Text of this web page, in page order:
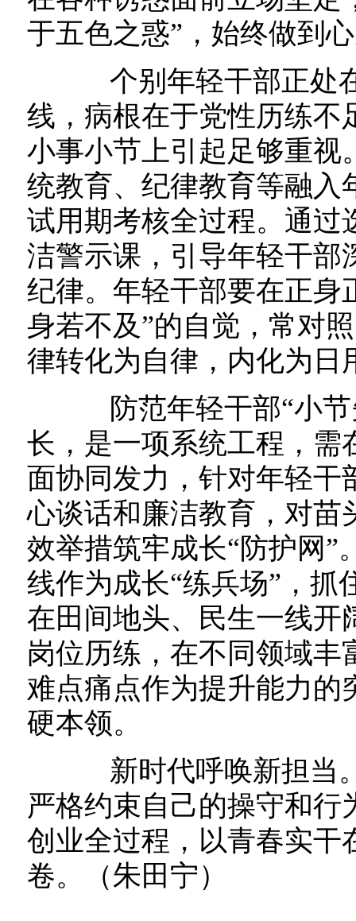
于五色之惑”，始终做到
个别年轻干部正处在
线，病根在于党性历练不
小事小节上引起足够重视
统教育、纪律教育等融入
试用期考核全过程。通过
洁警示课，引导年轻干部
纪律。年轻干部要在正身
身若不及”的自觉，常对
律转化为自律，内化为日
防范年轻干部“小节
长，是一项系统工程，需
面协同发力，针对年轻
心谈话和廉洁教育，对苗
效举措筑牢成长“防护网”
线作为成长“练兵场”，抓
在田间地头、民生一线开
岗位历练，在不同领域
难点痛点作为提升能力的
硬本领。
新时代呼唤新担当。
严格约束自己的操守和
创业全过程，以青春实干
卷。（朱田宁）